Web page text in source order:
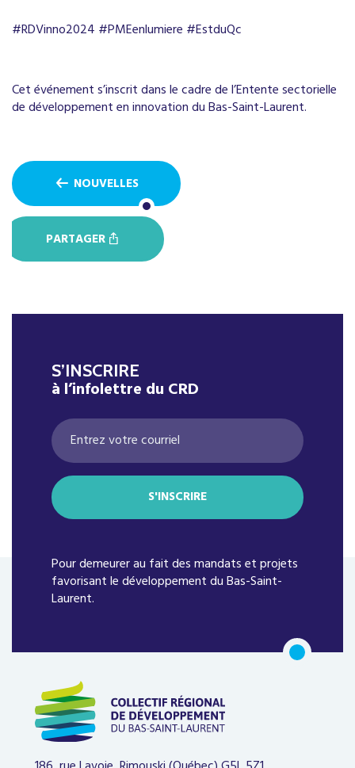
​#RDVinno2024 #PMEenlumiere #EstduQc
Cet événement s’inscrit dans le cadre de l’Entente sectorielle
de développement en innovation du Bas-Saint-Laurent.
NOUVELLES
PARTAGER
S’INSCRIRE
à l’infolettre du CRD
Pour demeurer au fait des mandats et projets
favorisant le développement du Bas-Saint-
Laurent.